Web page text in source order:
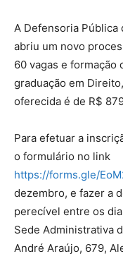
A Defensoria Pública
abriu um novo
60 vagas e formação
graduação em
oferecida é de R$
Para efetuar a
o formulário no link
https://forms.gle/
dezembro, e fazer a
perecível entre os
Sede Administrativa
André Araújo, 679,